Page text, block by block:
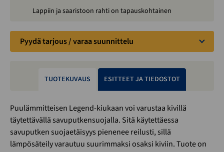
Lappiin ja saaristoon rahti on tapauskohtainen
Pyydä tarjous / varaa suunnittelu
TUOTEKUVAUS ESITTEET JA TIEDOSTOT
Puulämmitteisen Legend-kiukaan voi varustaa kivillä
täytettävällä savuputkensuojalla. Sitä käytettäessa
savuputken suojaetäisyys pienenee reilusti, sillä
lämpösäteily varautuu suurimmaksi osaksi kiviin. Tuote on